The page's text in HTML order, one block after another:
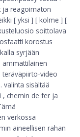
ja reagoimaton
[ yksi ] [ kolme ] [
soittolava
korostus
syrjään
ammattilainen
teräväpiirto-video
valinta sisältää
, chemin de fer ja
verkossa
aineellisen rahan